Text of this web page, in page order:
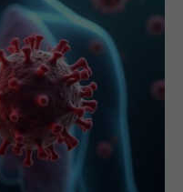
care stimulează